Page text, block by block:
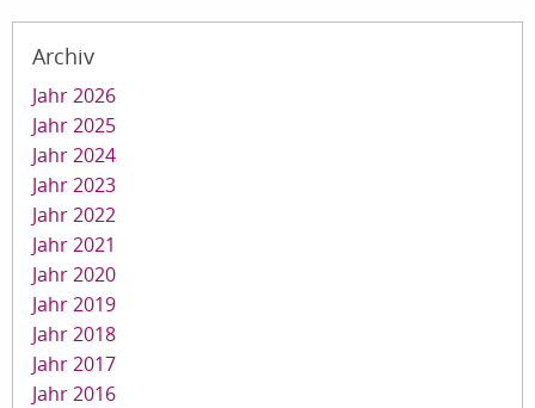
Archiv
Jahr 2026
Jahr 2025
Jahr 2024
Jahr 2023
Jahr 2022
Jahr 2021
Jahr 2020
Jahr 2019
Jahr 2018
Jahr 2017
Jahr 2016